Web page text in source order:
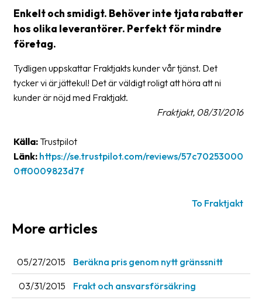
Help?
FAQ
Glossary
Packing
documents
Printer
settings
Delivery
Pickups
Manuals
Enkelt och smidigt. Behöver inte tjata rabatter
hos olika leverantörer. Perfekt för mindre
företag.
Tydligen uppskattar Fraktjakts kunder vår tjänst. Det
tycker vi är jättekul! Det är väldigt roligt att höra att ni
kunder är nöjd med Fraktjakt.
Fraktjakt, 08/31/2016
Källa: Trustpilot
Länk: https://se.trustpilot.com/reviews/57c70253000
0ff0009823d7f
To Fraktjakt
More articles
05/27/2015 Beräkna pris genom nytt gränssnitt
03/31/2015 Frakt och ansvarsförsäkring